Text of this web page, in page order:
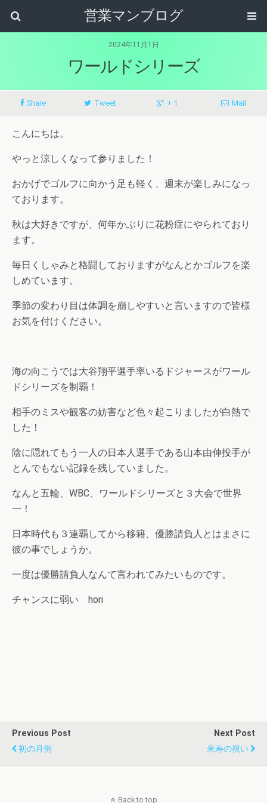
営業マンブログ
2024年11月1日
ワールドシリーズ
Share Tweet + 1 Mail
こんにちは。
やっと涼しくなって参りました！
おかげでゴルフに向かう足も軽く、週末が楽しみになっ
ております。
秋は大好きですが、何年かぶりに花粉症にやられており
ます。
毎日くしゃみと格闘しておりますがなんとかゴルフを楽
しめています。
季節の変わり目は体調を崩しやすいと言いますので皆様
お気を付けください。
海の向こうでは大谷翔平選手率いるドジャースがワール
ドシリーズを制覇！
相手のミスや観客の妨害など色々起こりましたが白熱で
した！
陰に隠れてもう一人の日本人選手である山本由伸投手が
とんでもない記録を残していました。
なんと五輪、WBC、ワールドシリーズと３大会で世界
一！
日本時代も３連覇してから移籍、優勝請負人とはまさに
彼の事でしょうか。
一度は優勝請負人なんて言われてみたいものです。
チャンスに弱い hori
Previous Post
初の月例
Next Post
米寿の祝い
Back to top